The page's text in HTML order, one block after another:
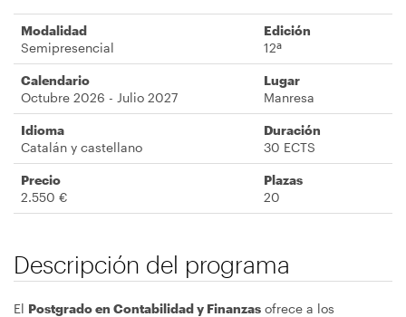
Modalidad
Semipresencial
Edición
12ª
Calendario
Octubre 2026 - Julio 2027
Lugar
Manresa
Idioma
Catalán y castellano
Duración
30 ECTS
Precio
2.550 €
Plazas
20
Descripción del programa
El Postgrado en Contabilidad y Finanzas ofrece a los